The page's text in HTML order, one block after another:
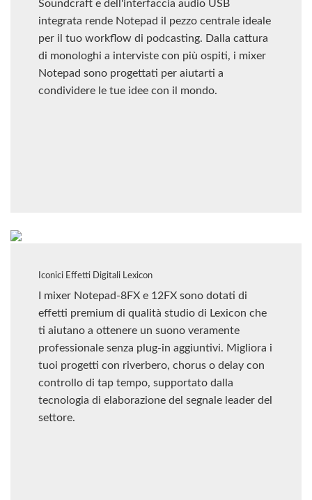
Soundcraft e dell'interfaccia audio USB
integrata rende Notepad il pezzo centrale ideale
per il tuo workflow di podcasting. Dalla cattura
di monologhi a interviste con più ospiti, i mixer
Notepad sono progettati per aiutarti a
condividere le tue idee con il mondo.
Iconici Effetti Digitali Lexicon
I mixer Notepad-8FX e 12FX sono dotati di
effetti premium di qualità studio di Lexicon che
ti aiutano a ottenere un suono veramente
professionale senza plug-in aggiuntivi. Migliora i
tuoi progetti con riverbero, chorus o delay con
controllo di tap tempo, supportato dalla
tecnologia di elaborazione del segnale leader del
settore.